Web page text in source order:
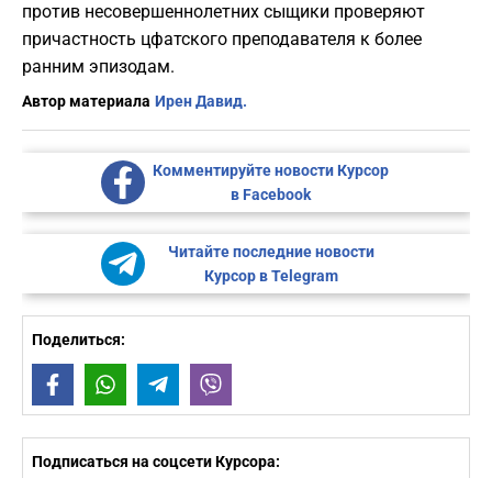
против несовершеннолетних сыщики проверяют
причастность цфатского преподавателя к более
ранним эпизодам.
Автор материала Ирен Давид.
Комментируйте новости Курсор
в Facebook
Читайте последние новости
Курсор в Telegram
Поделиться:
FacebookWhatsAppTelegram
Подписаться на соцсети Курсора: